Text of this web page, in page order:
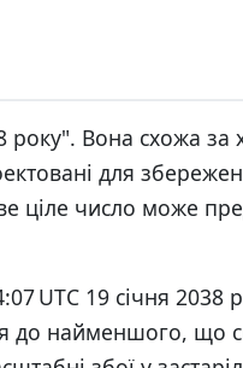
Вона схожа за
для
ціле число може
UTC 19 січня 2038
до найменшого, що